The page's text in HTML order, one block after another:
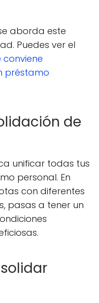
aborda este
Puedes ver el
conviene
préstamo
de
unificar todas tus
personal. En
con diferentes
pasas a tener un